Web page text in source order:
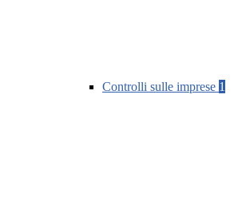
Controlli sulle imprese 1